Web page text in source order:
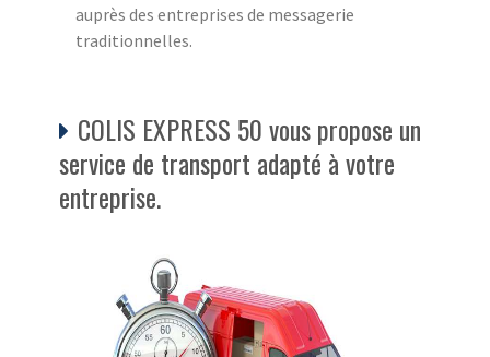
auprès des entreprises de messagerie
traditionnelles.
COLIS EXPRESS 50 vous propose un
service de transport adapté à votre
entreprise.